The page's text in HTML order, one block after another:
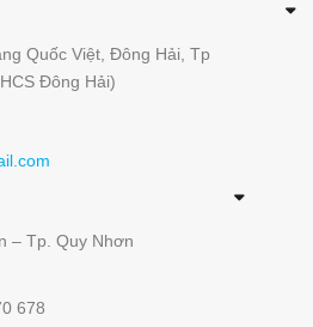
Quốc Việt, Đông Hải, Tp
Đông Hải)
– Tp. Quy Nhơn
678